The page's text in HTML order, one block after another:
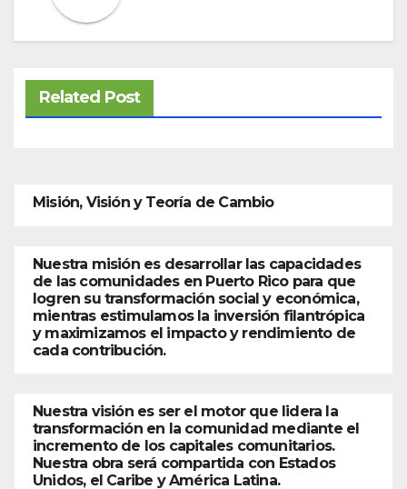
Related Post
Misión, Visión y Teoría de Cambio
Nuestra misión es desarrollar las capacidades
de las comunidades en Puerto Rico para que
logren su transformación social y económica,
mientras estimulamos la inversión filantrópica
y maximizamos el impacto y rendimiento de
cada contribución.
Nuestra visión es ser el motor que lidera la
transformación en la comunidad mediante el
incremento de los capitales comunitarios.
Nuestra obra será compartida con Estados
Unidos, el Caribe y América Latina.